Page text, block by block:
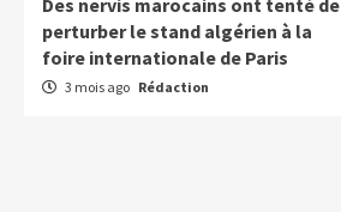
Des nervis marocains ont tenté de
perturber le stand algérien à la
foire internationale de Paris
3 mois ago Rédaction